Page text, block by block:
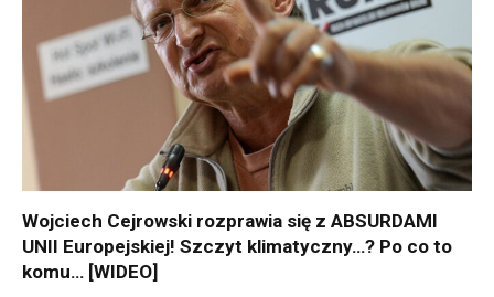
Wojciech Cejrowski rozprawia się z ABSURDAMI
UNII Europejskiej! Szczyt klimatyczny…? Po co to
komu… [WIDEO]